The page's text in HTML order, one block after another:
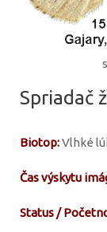
Spriadač
Biotop:Vlhké
Čas výskytu
Status /